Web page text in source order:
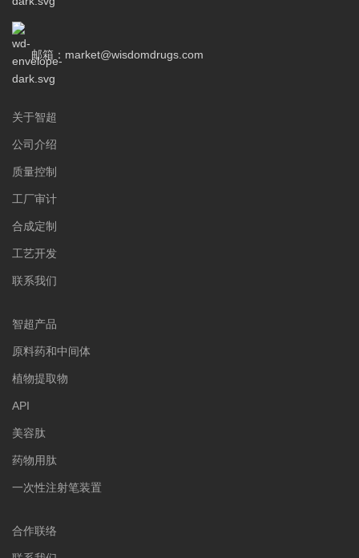
邮箱：market@wisdomdrugs.com
关于智超
公司介绍
质量控制
工厂审计
合成定制
工艺开发
联系我们
智超产品
原料药和中间体
植物提取物
API
美容肽
药物用肽
一次性注射笔装置
合作联络